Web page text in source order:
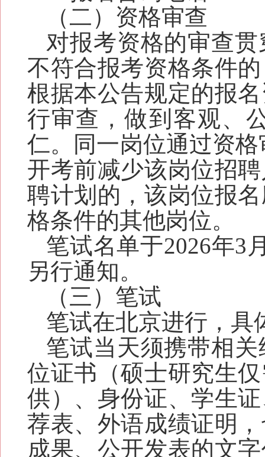
（二）资格审查
对报考资格的审查
不符合报考资格条件
根据本公告规定的报
行审查，做到客观、
仁。同一岗位通过资
开考前减少该岗位招
聘计划的，该岗位报
格条件的其他岗位。
笔试名单于2026年3
另行通知。
（三）笔试
笔试在北京进行，具
笔试当天须携带相
位证书（硕士研究生
供）、身份证、学生
荐表、外语成绩证明
成果、公开发表的文